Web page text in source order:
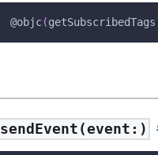
@objc(getSubscribedTags
sendEvent(event:)